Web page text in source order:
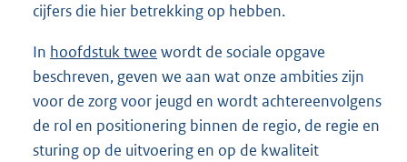
cijfers die hier betrekking op hebben.
In hoofdstuk twee wordt de sociale opgave
beschreven, geven we aan wat onze ambities zijn
voor de zorg voor jeugd en wordt achtereenvolgens
de rol en positionering binnen de regio, de regie en
sturing op de uitvoering en op de kwaliteit